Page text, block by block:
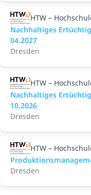
HTW –
Nachhaltiges
04.2027
Dresden
HTW –
Nachhaltiges
10.2026
Dresden
HTW –
Dresden